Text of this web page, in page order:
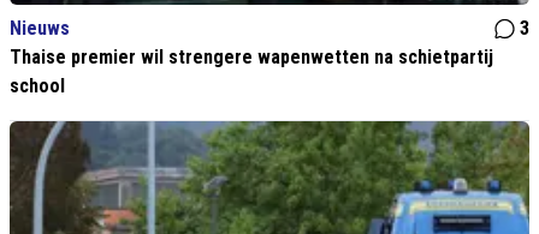
Nieuws
3
Thaise premier wil strengere wapenwetten na schietpartij
school